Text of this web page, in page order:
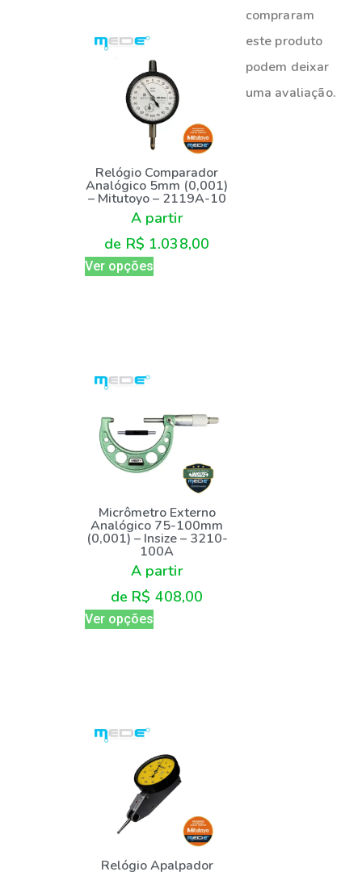
Relógio Comparador
Analógico 5mm (0,001)
– Mitutoyo – 2119A-10
A partir
de R$ 1.038,00
Ver opções
Micrômetro Externo
Analógico 75-100mm
(0,001) – Insize – 3210-
100A
A partir
de R$ 408,00
Ver opções
Relógio Apalpador
compraram
este produto
podem deixar
uma avaliação.